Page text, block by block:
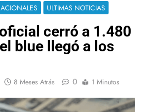
ULTIMAS NOTICIAS
cerró a 1.480
blue llegó a los
8 Meses Atrás 0 1 Minutos